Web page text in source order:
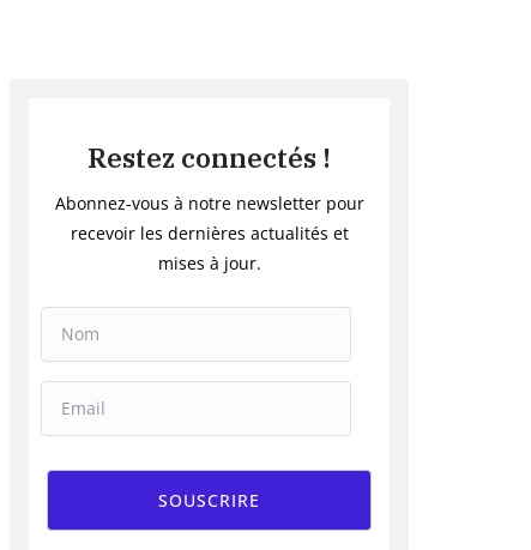
Restez connectés !
Abonnez-vous à notre newsletter pour
recevoir les dernières actualités et
mises à jour.
SOUSCRIRE